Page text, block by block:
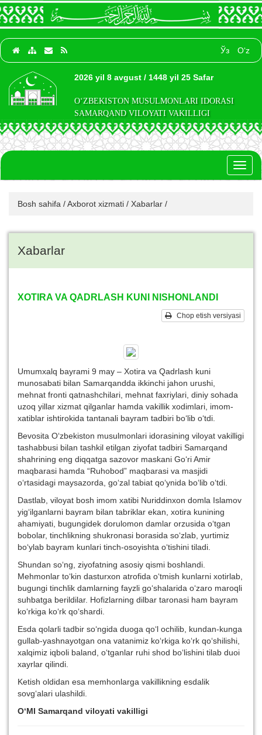
Ўз O‘z
2026 yil 8 avgust / 1448 yil 25 Safar
O‘ZBEKISTON MUSULMONLARI IDORASI
SAMARQAND VILOYATI VAKILLIGI
Bosh sahifa /Axborot xizmati / Xabarlar /
Xabarlar
XOTIRA VA QADRLASH KUNI NISHONLANDI
Chop etish versiyasi
Umumxalq bayrami 9 may – Xotira va Qadrlash kuni
munosabati bilan Samarqandda ikkinchi jahon urushi,
mehnat fronti qatnashchilari, mehnat faxriylari, diniy sohada
uzoq yillar xizmat qilganlar hamda vakillik xodimlari, imom-
xatiblar ishtirokida tantanali bayram tadbiri bo‘lib o‘tdi.
Bevosita O‘zbekiston musulmonlari idorasining viloyat vakilligi
tashabbusi bilan tashkil etilgan ziyofat tadbiri Samarqand
shahrining eng diqqatga sazovor maskani Go‘ri Amir
maqbarasi hamda “Ruhobod” maqbarasi va masjidi
o‘rtasidagi maysazorda, go‘zal tabiat qo‘ynida bo‘lib o‘tdi.
Dastlab, viloyat bosh imom xatibi Nuriddinxon domla Islamov
yig‘ilganlarni bayram bilan tabriklar ekan, xotira kunining
ahamiyati, bugungidek dorulomon damlar orzusida o‘tgan
bobolar, tinchlikning shukronasi borasida so‘zlab, yurtimiz
bo‘ylab bayram kunlari tinch-osoyishta o‘tishini tiladi.
Shundan so‘ng, ziyofatning asosiy qismi boshlandi.
Mehmonlar to‘kin dasturxon atrofida o‘tmish kunlarni xotirlab,
bugungi tinchlik damlarning fayzli go‘shalarida o‘zaro maroqli
suhbatga berildilar. Hofizlarning dilbar taronasi ham bayram
ko‘rkiga ko‘rk qo‘shardi.
Esda qolarli tadbir so‘ngida duoga qo‘l ochilib, kundan-kunga
gullab-yashnayotgan ona vatanimiz ko‘rkiga ko‘rk qo‘shilishi,
xalqimiz iqboli baland, o‘tganlar ruhi shod bo‘lishini tilab duoi
xayrlar qilindi.
Ketish oldidan esa memhonlarga vakillikning esdalik
sovg‘alari ulashildi.
O‘MI Samarqand viloyati vakilligi